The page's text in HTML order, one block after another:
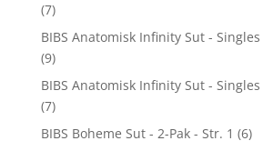
(7)
BIBS Anatomisk Infinity Sut -
(9)
BIBS Anatomisk Infinity Sut -
(7)
BIBS Boheme Sut - 2-Pak - Str. 1 (6)